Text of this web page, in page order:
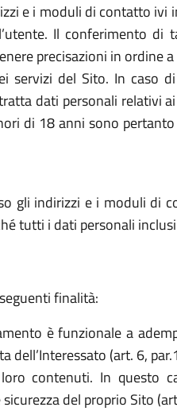
e i moduli di contatto
Il conferimento di
precisazioni in ordine
del Sito. In caso
dati personali relativi
di 18 anni sono
gli indirizzi e i moduli di
tutti i dati personali
finalità:
è funzionale a
(art. 6,
contenuti. In questo
del proprio Sito